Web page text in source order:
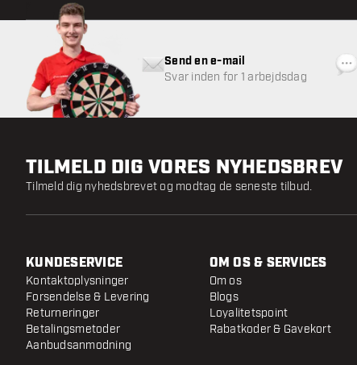
Send en e-mail
Svar inden for 1 arbejdsdag
TILMELD DIG VORES NYHEDSBREV
Tilmeld dig nyhedsbrevet og modtag de seneste tilbud.
KUNDESERVICE
Kontaktoplysninger
Forsendelse & Levering
Returneringer
Betalingsmetoder
Aanbudsanmodning
OM OS & SERVICES
Om os
Blogs
Loyalitetspoint
Rabatkoder & Gavekort